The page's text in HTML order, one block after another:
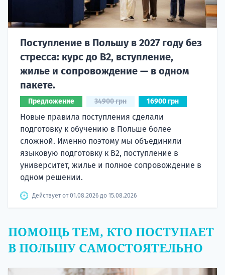
Поступление в Польшу в 2027 году без
стресса: курс до B2, вступление,
жилье и сопровождение — в одном
пакете.
Предложение 34900 грн 16900 грн
Новые правила поступления сделали
подготовку к обучению в Польше более
сложной. Именно поэтому мы объединили
языковую подготовку к В2, поступление в
университет, жилье и полное сопровождение в
одном решении.
Действует от 01.08.2026 до 15.08.2026
ПОМОЩЬ ТЕМ, КТО ПОСТУПАЕТ
В ПОЛЬШУ САМОСТОЯТЕЛЬНО